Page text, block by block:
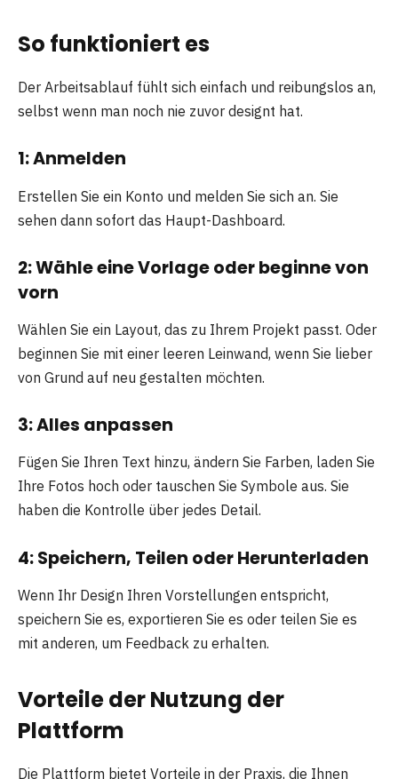
So funktioniert es
Der Arbeitsablauf fühlt sich einfach und reibungslos an,
selbst wenn man noch nie zuvor designt hat.
1: Anmelden
Erstellen Sie ein Konto und melden Sie sich an. Sie
sehen dann sofort das Haupt-Dashboard.
2: Wähle eine Vorlage oder beginne von
vorn
Wählen Sie ein Layout, das zu Ihrem Projekt passt. Oder
beginnen Sie mit einer leeren Leinwand, wenn Sie lieber
von Grund auf neu gestalten möchten.
3: Alles anpassen
Fügen Sie Ihren Text hinzu, ändern Sie Farben, laden Sie
Ihre Fotos hoch oder tauschen Sie Symbole aus. Sie
haben die Kontrolle über jedes Detail.
4: Speichern, Teilen oder Herunterladen
Wenn Ihr Design Ihren Vorstellungen entspricht,
speichern Sie es, exportieren Sie es oder teilen Sie es
mit anderen, um Feedback zu erhalten.
Vorteile der Nutzung der
Plattform
Die Plattform bietet Vorteile in der Praxis, die Ihnen